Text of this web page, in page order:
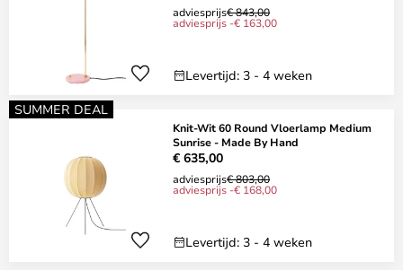
adviesprijs€ 843,00
adviesprijs -€ 163,00
Levertijd: 3 - 4 weken
SUMMER DEAL
Knit-Wit 60 Round Vloerlamp Medium
Sunrise - Made By Hand
€ 635,00
adviesprijs€ 803,00
adviesprijs -€ 168,00
Levertijd: 3 - 4 weken